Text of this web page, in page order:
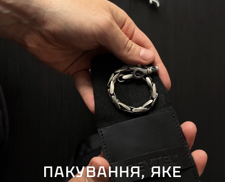
ПАКУВАННЯ, ЯКЕ